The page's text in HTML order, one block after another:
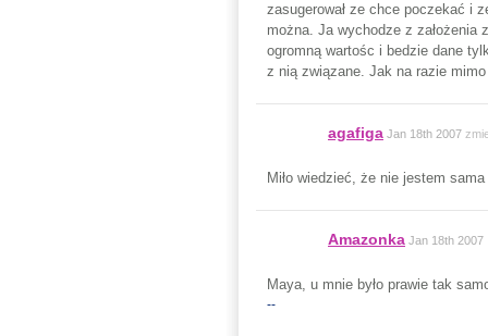
zasugerował ze chce poczekać i
można. Ja wychodze z
ogromną wartośc i bedzie dane
z nią związane. Jak na razie
agafiga Jan 18th 2007
Miło wiedzieć, że nie jestem
Amazonka Jan 18th 2007
Maya, u mnie było prawie tak
--